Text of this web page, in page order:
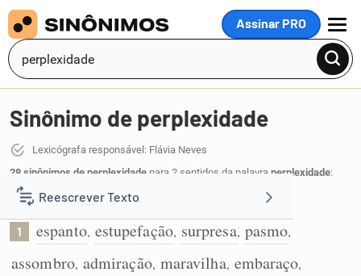
Assinar PRO
MENU
Reescrever Texto
Resumir Texto
Sinônimo de perplexidade
Lexicógrafa responsável: Flávia Neves
28 sinônimos de perplexidade para 2 sentidos da palavra perplexidade:
Estado de quem está perplexo:
1 espanto, estupefação, surpresa, pasmo,
assombro, admiração, maravilha, embaraço,